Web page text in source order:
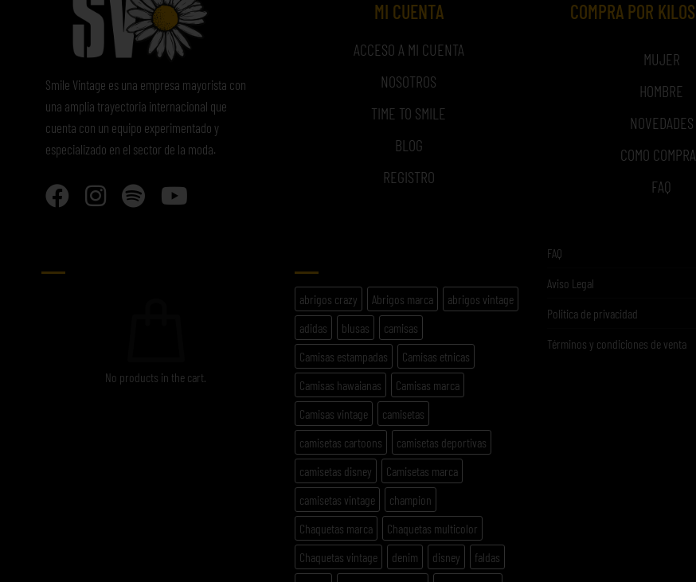
Smile Vintage es una empresa mayorista con
una amplia trayectoria internacional que
cuenta con un equipo experimentado y
especializado en el sector de la moda.
MI CUENTA
ACCESO A MI CUENTA
NOSOTROS
TIME TO SMILE
BLOG
REGISTRO
COMPRA POR
MUJER
HOMBRE
NOVEDADES
COMO
FAQ
No products in the cart.
abrigos crazy Abrigos marca
abrigos vintage
adidas
blusas
camisas
Camisas estampadas
Camisas etnicas
Camisas hawaianas
Camisas marca
Camisas vintage
camisetas
camisetas cartoons
camisetas deportivas
camisetas disney
Camisetas marca
camisetas vintage
champion
Chaquetas marca
Chaquetas multicolor
Chaquetas vintage
denim disney
faldas
FAQ
Aviso Legal
Politica de privacidad
Términos y condiciones de venta